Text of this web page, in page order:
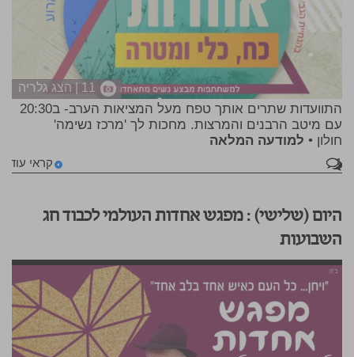
11 | הצג גלריה
התוועדות שתרים אותך טפח מעל המציאות הערב- ב20:30
עם מיטב הרבנים והמרצות. מחכות לך 'מרכז נשימה'
חולון • למודעה המלאה
קראי עוד 1
היום (שלישי) : מפגש אחדות העולמי לכבוד חג
השבועות